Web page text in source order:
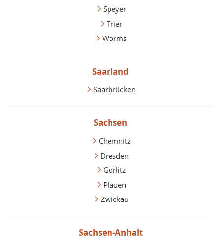
Speyer
Trier
Worms
Saarland
Saarbrücken
Sachsen
Chemnitz
Dresden
Görlitz
Plauen
Zwickau
Sachsen-Anhalt